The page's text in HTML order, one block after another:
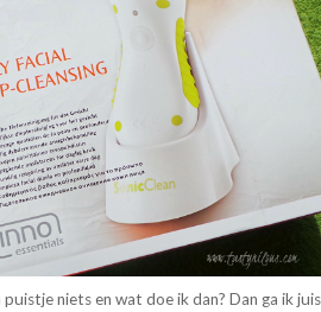
niets en wat doe ik dan? Dan ga ik